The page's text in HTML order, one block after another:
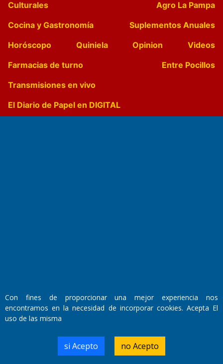
Culturales
Agro La Pampa
Cocina y Gastronomía
Suplementos Anuales
Horóscopo
Quiniela Opinion
Videos
Farmacias de turno
Entre Pocillos
Transmisiones en vivo
El Diario de Papel en DIGITAL
Director Periodístico:
Walter René Goñi
Domicilio Legal: José Ingenieros 855,
Santa Rosa, La Pampa.
Número de Registro DNDA:
Con fines de proporcionar una mejor experiencia nos
encontramos en la necesidad de incorporar cookies. Acepta El
uso de las misma
si Acepto no Acepto